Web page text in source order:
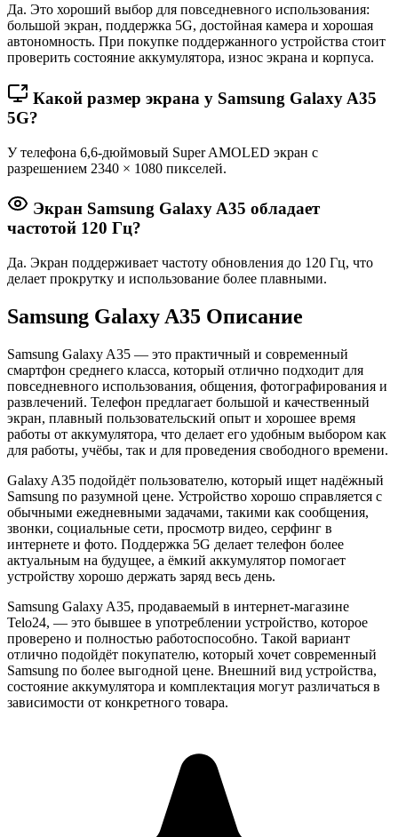
Да. Это хороший выбор для повседневного использования:
большой экран, поддержка 5G, достойная камера и хорошая
автономность. При покупке поддержанного устройства стоит
проверить состояние аккумулятора, износ экрана и корпуса.
Какой размер экрана у Samsung Galaxy A35
5G?
У телефона 6,6-дюймовый Super AMOLED экран с
разрешением 2340 × 1080 пикселей.
Экран Samsung Galaxy A35 обладает
частотой 120 Гц?
Да. Экран поддерживает частоту обновления до 120 Гц, что
делает прокрутку и использование более плавными.
Samsung Galaxy A35 Описание
Samsung Galaxy A35 — это практичный и современный
смартфон среднего класса, который отлично подходит для
повседневного использования, общения, фотографирования и
развлечений. Телефон предлагает большой и качественный
экран, плавный пользовательский опыт и хорошее время
работы от аккумулятора, что делает его удобным выбором как
для работы, учёбы, так и для проведения свободного времени.
Galaxy A35 подойдёт пользователю, который ищет надёжный
Samsung по разумной цене. Устройство хорошо справляется с
обычными ежедневными задачами, такими как сообщения,
звонки, социальные сети, просмотр видео, серфинг в
интернете и фото. Поддержка 5G делает телефон более
актуальным на будущее, а ёмкий аккумулятор помогает
устройству хорошо держать заряд весь день.
Samsung Galaxy A35, продаваемый в интернет-магазине
Telo24, — это бывшее в употреблении устройство, которое
проверено и полностью работоспособно. Такой вариант
отлично подойдёт покупателю, который хочет современный
Samsung по более выгодной цене. Внешний вид устройства,
состояние аккумулятора и комплектация могут различаться в
зависимости от конкретного товара.